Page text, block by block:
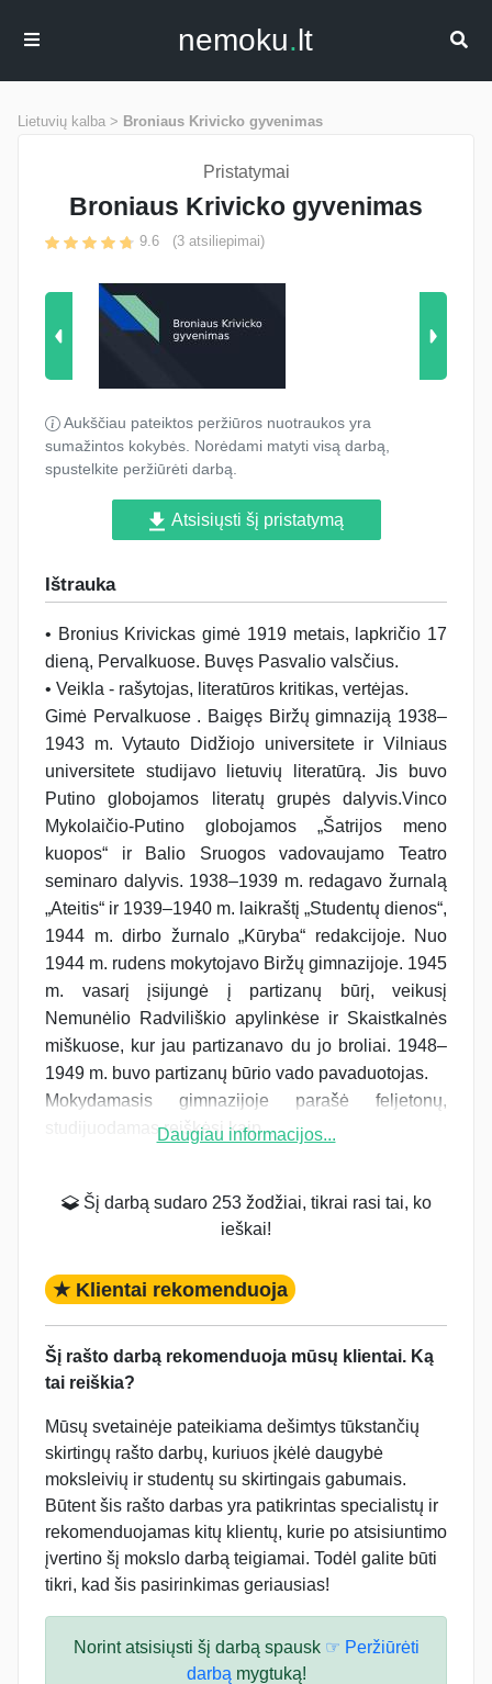
nemoku.lt
Lietuvių kalba > Broniaus Krivicko gyvenimas
Pristatymai
Broniaus Krivicko gyvenimas
9.6 (3 atsiliepimai)
Aukščiau pateiktos peržiūros nuotraukos yra
sumažintos kokybės. Norėdami matyti visą darbą,
spustelkite peržiūrėti darbą.
Atsisiųsti šį pristatymą
Ištrauka
• Bronius Krivickas gimė 1919 metais, lapkričio 17
dieną, Pervalkuose. Buvęs Pasvalio valsčius.
• Veikla - rašytojas, literatūros kritikas, vertėjas.
Gimė Pervalkuose . Baigęs Biržų gimnaziją 1938–
1943 m. Vytauto Didžiojo universitete ir Vilniaus
universitete studijavo lietuvių literatūrą. Jis buvo
Putino globojamos literatų grupės dalyvis.Vinco
Mykolaičio-Putino globojamos „Šatrijos meno
kuopos“ ir Balio Sruogos vadovaujamo Teatro
seminaro dalyvis. 1938–1939 m. redagavo žurnalą
„Ateitis“ ir 1939–1940 m. laikraštį „Studentų dienos“,
1944 m. dirbo žurnalo „Kūryba“ redakcijoje. Nuo
1944 m. rudens mokytojavo Biržų gimnazijoje. 1945
m. vasarį įsijungė į partizanų būrį, veikusį
Nemunėlio Radviliškio apylinkėse ir Skaistkalnės
miškuose, kur jau partizanavo du jo broliai. 1948–
1949 m. buvo partizanų būrio vado pavaduotojas.
Mokydamasis gimnazijoje parašė feljetonų,
studijuodamas reiškėsi kaip...
Daugiau informacijos...
Šį darbą sudaro 253 žodžiai, tikrai rasi tai, ko
ieškai!
★ Klientai rekomenduoja
Šį rašto darbą rekomenduoja mūsų klientai. Ką
tai reiškia?
Mūsų svetainėje pateikiama dešimtys tūkstančių
skirtingų rašto darbų, kuriuos įkėlė daugybė
moksleivių ir studentų su skirtingais gabumais.
Būtent šis rašto darbas yra patikrintas specialistų ir
rekomenduojamas kitų klientų, kurie po atsisiuntimo
įvertino šį mokslo darbą teigiamai. Todėl galite būti
tikri, kad šis pasirinkimas geriausias!
Norint atsisiųsti šį darbą spausk ☞ Peržiūrėti
darbą mygtuką!